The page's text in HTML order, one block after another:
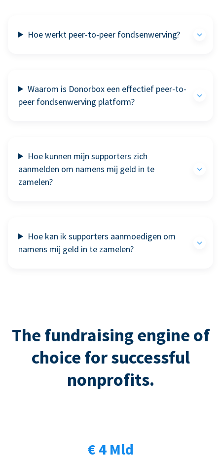
Hoe werkt peer-to-peer fondsenwerving?
Waarom is Donorbox een effectief peer-to-
peer fondsenwerving platform?
Hoe kunnen mijn supporters zich
aanmelden om namens mij geld in te
zamelen?
Hoe kan ik supporters aanmoedigen om
namens mij geld in te zamelen?
The fundraising engine of
choice for successful
nonprofits.
€ 4 Mld